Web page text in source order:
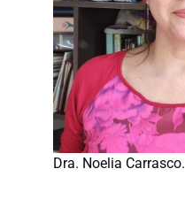
Dra. Noelia Carrasco.